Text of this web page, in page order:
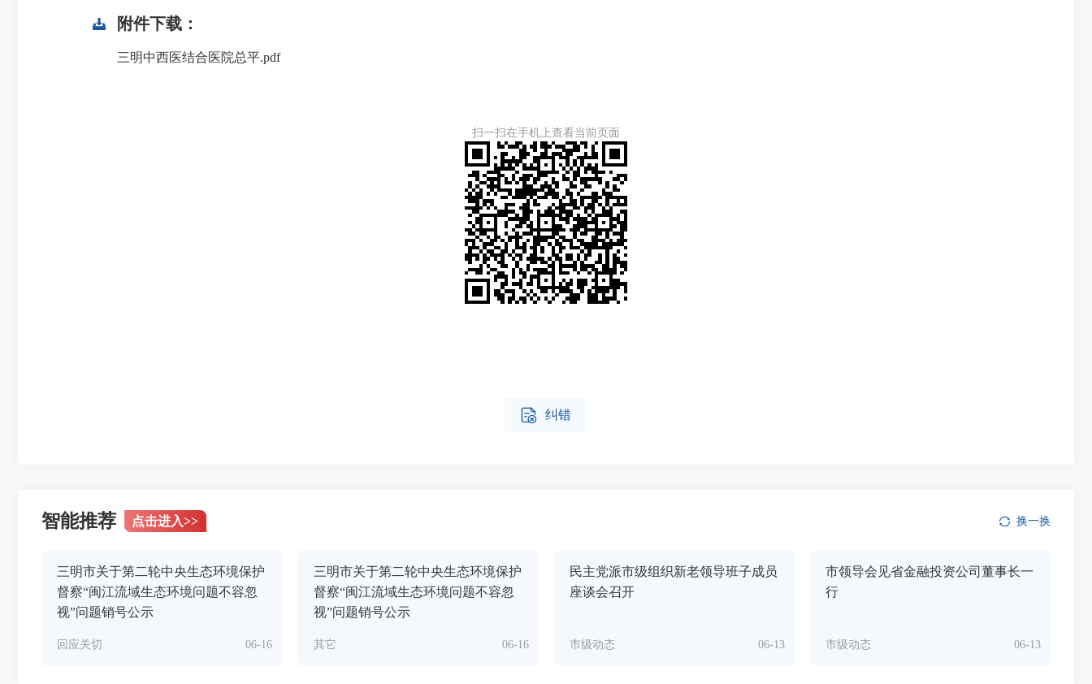
附件下载：
三明中西医结合医院总平.pdf
扫一扫在手机上查看当前页面
 纠错
智能推荐 点击进入>> 换一换
三明市关于第二轮中央生态环境保护
督察“闽江流域生态环境问题不容忽
视”问题销号公示
06-16
回应关切
三明市关于第二轮中央生态环境保护
督察“闽江流域生态环境问题不容忽
视”问题销号公示
06-16
其它
民主党派市级组织新老领导班子成员
座谈会召开
06-13
市级动态
市领导会见省金融投资公司董事长一
行
06-13
市级动态